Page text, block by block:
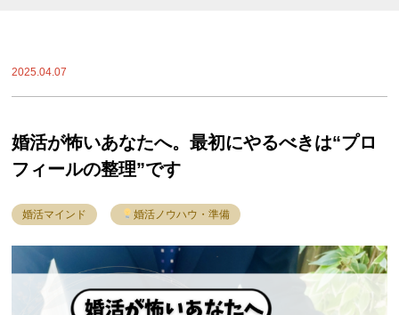
2025.04.07
婚活が怖いあなたへ。最初にやるべきは“プロ
フィールの整理”です
婚活マインド 婚活ノウハウ・準備